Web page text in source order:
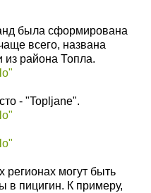
была сформирована
всего, названа
из района Топла.
- "Topljane".
регионах могут быть
в пицигин. К примеру,